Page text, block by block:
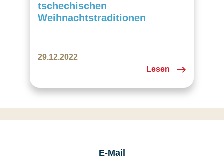
tschechischen
Weihnachtstraditionen
29.12.2022
Lesen
E-Mail